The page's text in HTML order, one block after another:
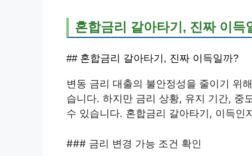
혼합금리 갈아타기, 진짜 이득
## 혼합금리 갈아타기, 진짜 이득일까?
변동 금리 대출의 불안정성을 줄이기 위
습니다. 하지만 금리 상황, 유지 기간, 중
수 있습니다. 혼합금리 갈아타기, 이득인
### 금리 변경 가능 조건 확인